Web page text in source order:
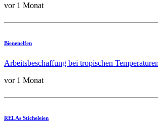
vor 1 Monat
Bienenelfen
Arbeitsbeschaffung bei tropischen Temperaturen
vor 1 Monat
RELAs Sticheleien